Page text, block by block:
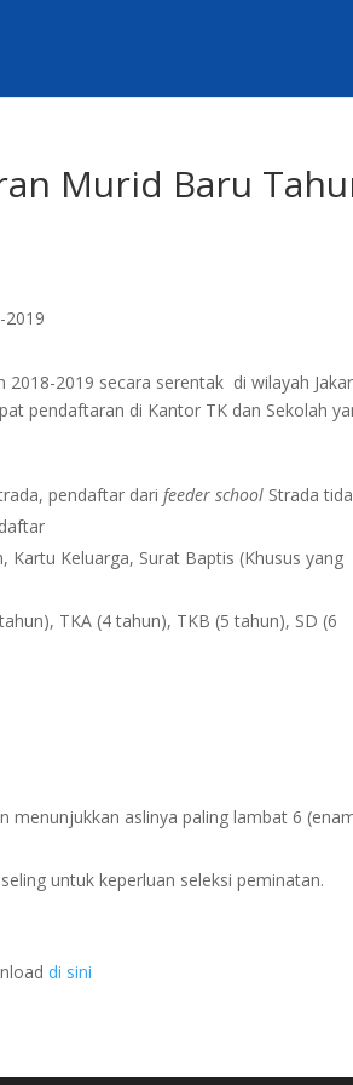
Murid Baru
2019 secara serentak di wilayah
pendaftaran di Kantor TK dan Sekolah
pendaftar darifeeder school Strada
Keluarga, Surat Baptis (Khusus yang
TKA (4 tahun), TKB (5 tahun), SD (6
menunjukkan aslinya paling lambat 6
untuk keperluan seleksi peminatan.
di sini